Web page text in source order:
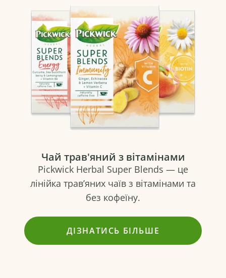
Чай трав'яний з вітамінами
Pickwick Herbal Super Blends — це
лінійка трав’яних чаїв з вітамінами та
без кофеїну.
ДІЗНАТИСЬ БІЛЬШЕ